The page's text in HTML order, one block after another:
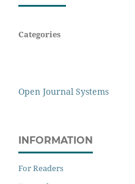
Categories
Open Journal Systems
INFORMATION
For Readers